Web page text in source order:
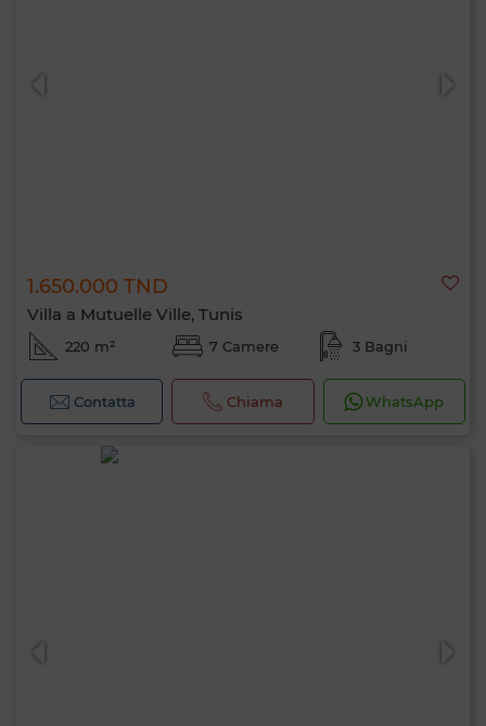
1.650.000 TND
Villa a Mutuelle Ville, Tunis
220 m² 7 Camere 3 Bagni
Contatta Chiama WhatsApp